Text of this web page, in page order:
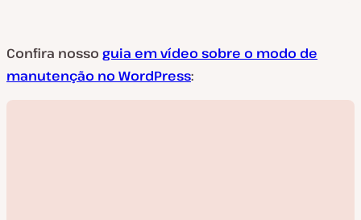
Confira nosso guia em vídeo sobre o modo de
manutenção no WordPress: